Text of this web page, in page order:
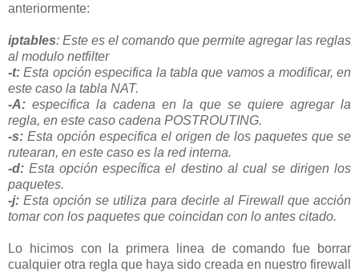
anteriormente:
iptables: Este es el comando que permite agregar las reglas
al modulo netfilter
-t: Esta opción especifica la tabla que vamos a modificar, en
este caso la tabla NAT.
-A: especifica la cadena en la que se quiere agregar la
regla, en este caso cadena POSTROUTING.
-s: Esta opción especifica el origen de los paquetes que se
rutearan, en este caso es la red interna.
-d: Esta opción específica el destino al cual se dirigen los
paquetes.
-j: Esta opción se utiliza para decirle al Firewall que acción
tomar con los paquetes que coincidan con lo antes citado.
Lo hicimos con la primera linea de comando fue borrar
cualquier otra regla que haya sido creada en nuestro firewall